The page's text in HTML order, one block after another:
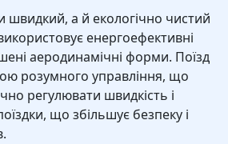
швидкий, а й екологічно чистий
енергоефективні
аеродинамічні форми. Поїзд
розумного управління, що
регулювати швидкість і
що збільшує безпеку і